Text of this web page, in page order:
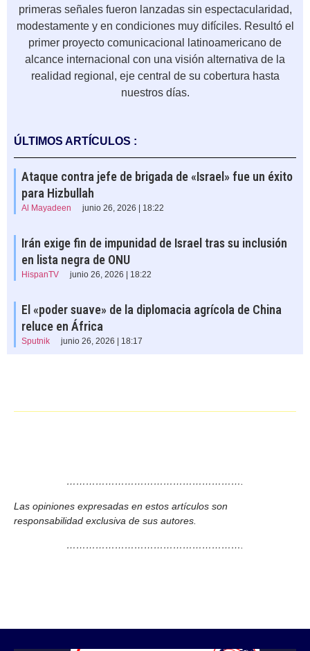
primeras señales fueron lanzadas sin espectacularidad,
modestamente y en condiciones muy difíciles. Resultó el
primer proyecto comunicacional latinoamericano de
alcance internacional con una visión alternativa de la
realidad regional, eje central de su cobertura hasta
nuestros días.
ÚLTIMOS ARTÍCULOS :
Ataque contra jefe de brigada de «Israel» fue un éxito
para Hizbullah
Al Mayadeen junio 26, 2026 | 18:22
Irán exige fin de impunidad de Israel tras su inclusión
en lista negra de ONU
HispanTV junio 26, 2026 | 18:22
El «poder suave» de la diplomacia agrícola de China
reluce en África
Sputnik junio 26, 2026 | 18:17
……………………………………………….
Las opiniones expresadas en estos artículos son
responsabilidad exclusiva de sus autores.
……………………………………………….